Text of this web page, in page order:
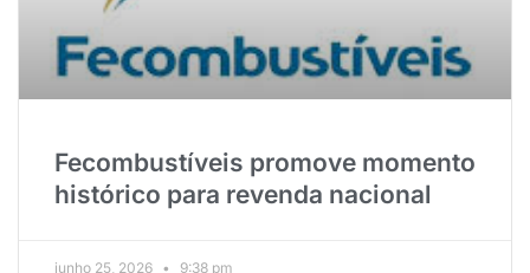
Fecombustíveis promove momento
histórico para revenda nacional
junho 25, 2026 9:38 pm